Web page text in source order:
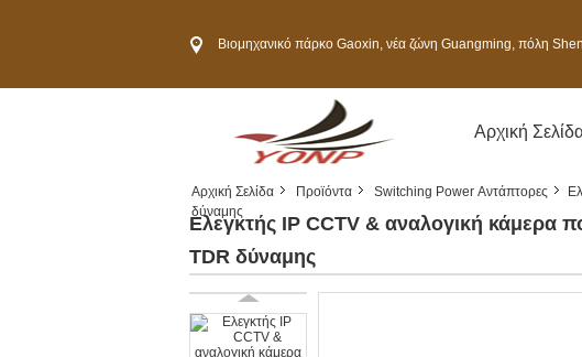
Βιομηχανικό πάρκο Gaoxin, νέα ζώνη Guangming, πόλη Shenzhen, επαρχία
Αρχική
Αρχική Σελίδα Προϊόντα Switching Power Αντάπτορες
δύναμης
Ελεγκτής IP CCTV & αναλογική κάμερα
TDR δύναμης